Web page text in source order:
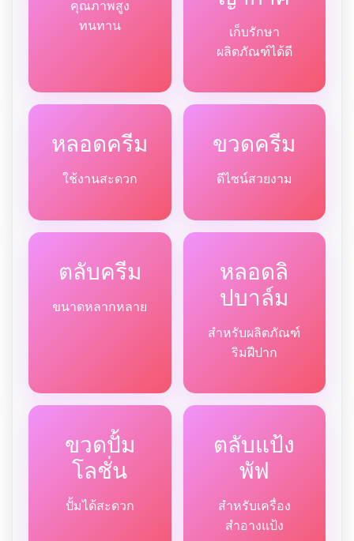
คุณภาพสูง
ทนทาน
เก็บรักษา
ผลิตภัณฑ์ได้ดี
หลอดครีม
ใช้งานสะดวก
ขวดครีม
ดีไซน์สวยงาม
ตลับครีม
ขนาดหลากหลาย
หลอดลิ
ปบาล์ม
สำหรับผลิตภัณฑ์
ริมฝีปาก
ขวดปั้ม
โลชั่น
ปั้มได้สะดวก
ตลับแป้ง
พัฟ
สำหรับเครื่อง
สำอางแป้ง